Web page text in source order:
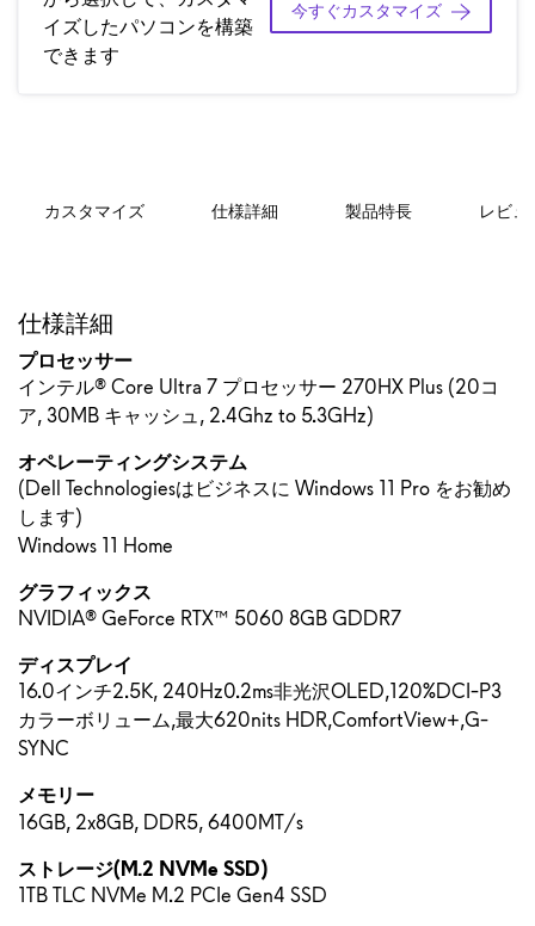
イズしたパソコンを構築
できます
今すぐカスタマイズ
カスタマイズ 仕様詳細 製品特長 レビュ
仕様詳細
プロセッサー
インテル® Core Ultra 7 プロセッサー 270HX Plus (20コ
ア, 30MB キャッシュ, 2.4Ghz to 5.3GHz)
オペレーティングシステム
(Dell Technologiesはビジネスに Windows 11 Pro をお勧め
します)
Windows 11 Home
グラフィックス
NVIDIA® GeForce RTX™ 5060 8GB GDDR7
ディスプレイ
16.0インチ2.5K, 240Hz0.2ms非光沢OLED,120%DCI-P3
カラーボリューム,最大620nits HDR,ComfortView+,G-
SYNC
メモリー
16GB, 2x8GB, DDR5, 6400MT/s
ストレージ(M.2 NVMe SSD)
1TB TLC NVMe M.2 PCIe Gen4 SSD